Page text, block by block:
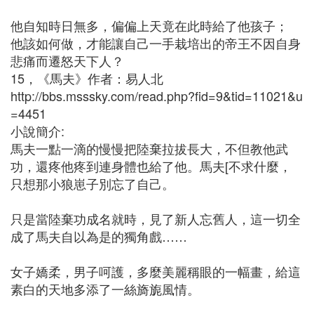
他自知時日無多，偏偏上天竟在此時給了他孩子；
他該如何做，才能讓自己一手栽培出的帝王不因自身
悲痛而遷怒天下人？
15，《馬夫》作者：易人北
http://bbs.msssky.com/read.php?fid=9&tid=11021&u
=4451
小說簡介:
馬夫一點一滴的慢慢把陸棄拉拔長大，不但教他武
功，還疼他疼到連身體也給了他。馬夫[不求什麼，
只想那小狼崽子別忘了自己。
只是當陸棄功成名就時，見了新人忘舊人，這一切全
成了馬夫自以為是的獨角戲……
女子嬌柔，男子呵護，多麼美麗稱眼的一幅畫，給這
素白的天地多添了一絲旖旎風情。